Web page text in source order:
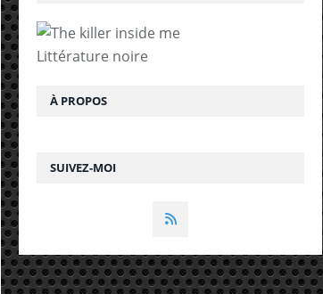
SUIVEZ-MOI
Littérature noire
À PROPOS